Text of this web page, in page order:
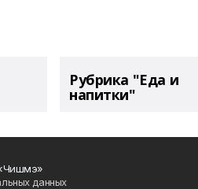
Рубрика "Еда и
напитки"
данных